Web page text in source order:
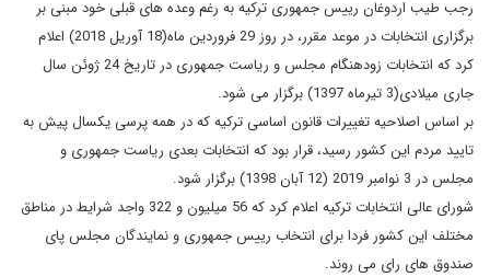
رجب طیب اردوغان رییس جمهوری ترکیه به رغم وعده های قبلی خود مبنی بر
برگزاری انتخابات در موعد مقرر، در روز 29 فروردین ماه(18 آوریل 2018) اعلام
کرد که انتخابات زودهنگام مجلس و ریاست جمهوری در تاریخ 24 ژوئن سال
جاری میلادی(3 تیرماه 1397) برگزار می شود.
بر اساس اصلاحیه تغییرات قانون اساسی ترکیه که در همه پرسی یکسال پیش به
تایید مردم این کشور رسید، قرار بود که انتخابات بعدی ریاست جمهوری و
مجلس در 3 نوامبر 2019 (12 آبان 1398) برگزار شود.
شورای عالی انتخابات ترکیه اعلام کرد که 56 میلیون و 322 واجد شرایط در مناطق
مختلف این کشور فردا برای انتخاب رییس جمهوری و نمایندگان مجلس پای
صندوق های رای می روند.